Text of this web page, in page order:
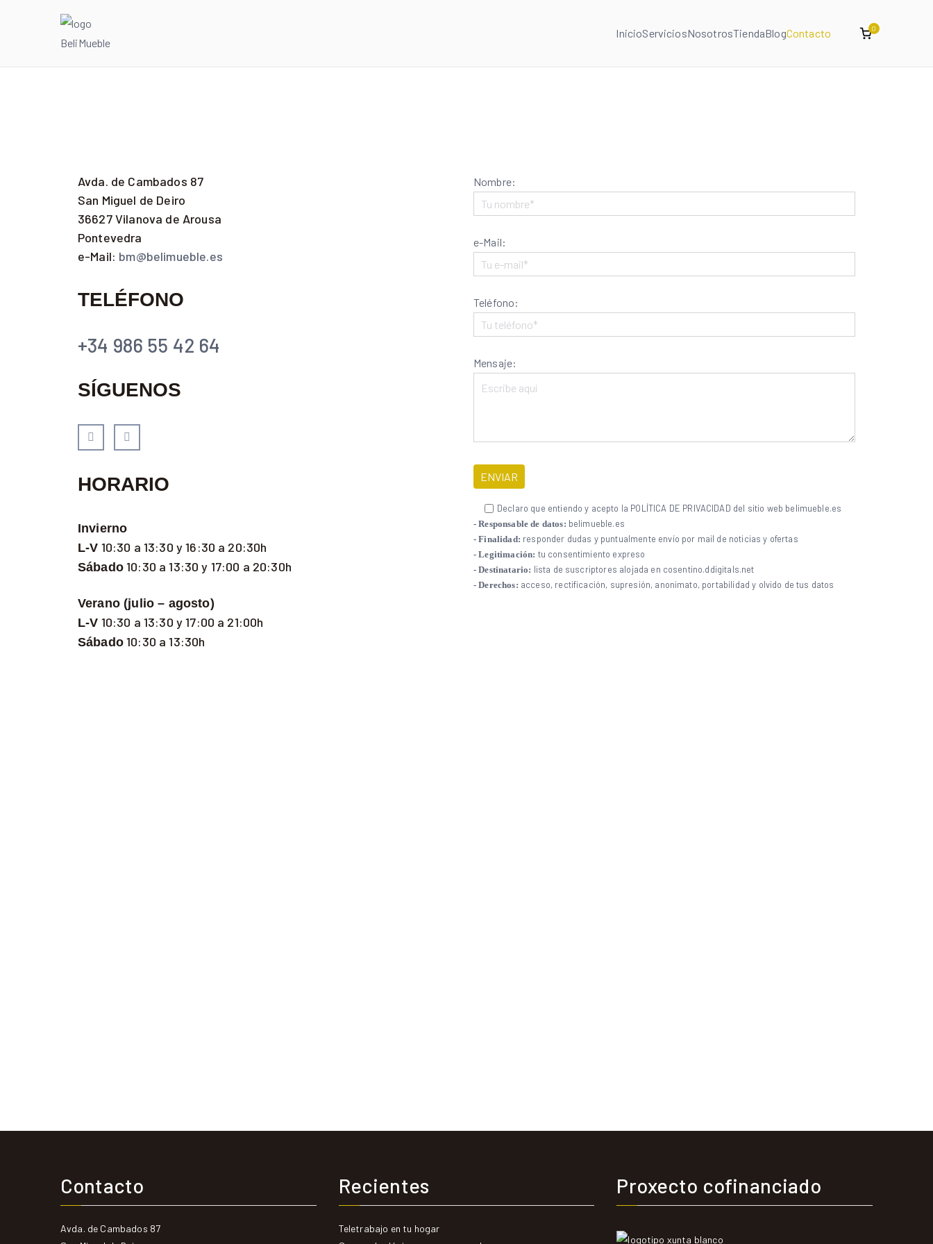
InicioServiciosNosotrosTiendaBlogContacto 0
Avda. de Cambados 87
San Miguel de Deiro
36627 Vilanova de Arousa
Pontevedra
e-Mail: bm@belimueble.es
TELÉFONO
+34 986 55 42 64
SÍGUENOS
HORARIO
Invierno
L-V 10:30 a 13:30 y 16:30 a 20:30h
Sábado10:30 a 13:30 y 17:00 a 20:30h
Verano (julio – agosto)
L-V 10:30 a 13:30 y 17:00 a 21:00h
Sábado10:30 a 13:30h
Nombre:
e-Mail:
Teléfono:
Mensaje:
Declaro que entiendo y acepto la POLÍTICA DE PRIVACIDAD del sitio web belimueble.es
- Responsable de datos: belimueble.es
- Finalidad: responder dudas y puntualmente envío por mail de noticias y ofertas
- Legitimación: tu consentimiento expreso
- Destinatario: lista de suscriptores alojada en cosentino.ddigitals.net
- Derechos: acceso, rectificación, supresión, anonimato, portabilidad y olvido de tus datos
Contacto
Avda. de Cambados 87
Recientes
Teletrabajo en tu hogar
Proxecto cofinanciado